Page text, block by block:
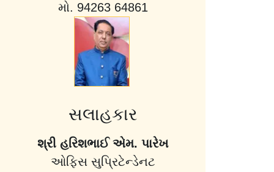
મો. 94263 64861
સલાહકાર
શ્રી હરિશભાઈ એમ. પારેખ
ઓફિસ સુપ્રિટેન્ડેનટ